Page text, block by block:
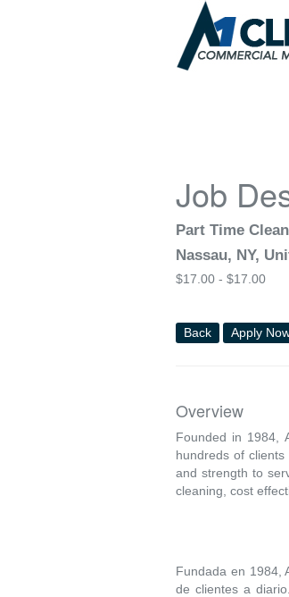
Job
Part Time
Nassau, NY,
$17.00 - $17.00
Back Apply
Overview
Founded in 1984,
hundreds of
and strength to
cleaning, cost
Fundada en 1984,
de clientes a